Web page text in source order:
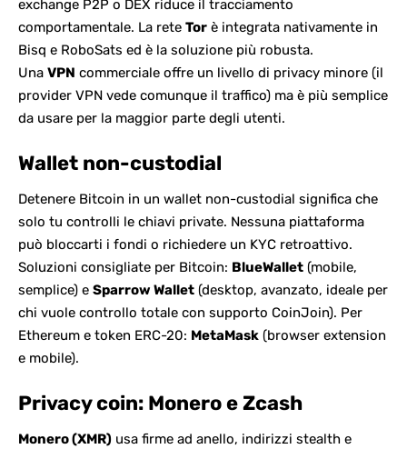
exchange P2P o DEX riduce il tracciamento
comportamentale. La rete Tor è integrata nativamente in
Bisq e RoboSats ed è la soluzione più robusta.
Una VPN commerciale offre un livello di privacy minore (il
provider VPN vede comunque il traffico) ma è più semplice
da usare per la maggior parte degli utenti.
Wallet non-custodial
Detenere Bitcoin in un wallet non-custodial significa che
solo tu controlli le chiavi private. Nessuna piattaforma
può bloccarti i fondi o richiedere un KYC retroattivo.
Soluzioni consigliate per Bitcoin: BlueWallet (mobile,
semplice) e Sparrow Wallet (desktop, avanzato, ideale per
chi vuole controllo totale con supporto CoinJoin). Per
Ethereum e token ERC-20: MetaMask (browser extension
e mobile).
Privacy coin: Monero e Zcash
Monero (XMR) usa firme ad anello, indirizzi stealth e